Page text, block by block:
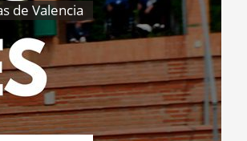
de Valencia